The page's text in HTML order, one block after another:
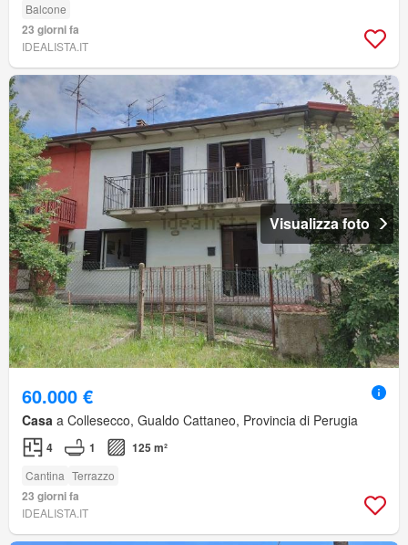
Balcone
23 giorni fa
IDEALISTA.IT
Visualizza foto
60.000 €
Casa a Collesecco, Gualdo Cattaneo, Provincia di Perugia
4 1 125 m²
Cantina Terrazzo
23 giorni fa
IDEALISTA.IT